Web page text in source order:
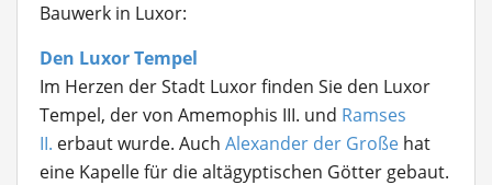
Bauwerk in Luxor:
Den Luxor Tempel
Im Herzen der Stadt Luxor finden Sie den Luxor
Tempel, der von Amemophis III. und Ramses
II. erbaut wurde. Auch Alexander der Große hat
eine Kapelle für die altägyptischen Götter gebaut.